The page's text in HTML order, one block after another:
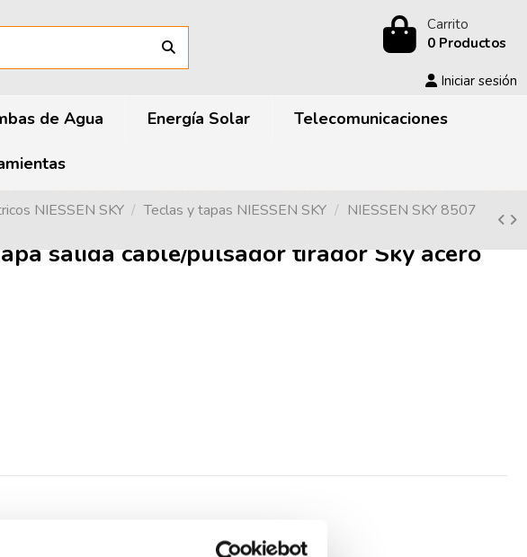
Carrito
0 Productos
Iniciar sesión
de Agua Energía Solar Telecomunicaciones
NIESSEN SKY Teclas y tapas NIESSEN SKY
NIESSEN SKY 8507
salida cable/pulsador tirador Sky acero